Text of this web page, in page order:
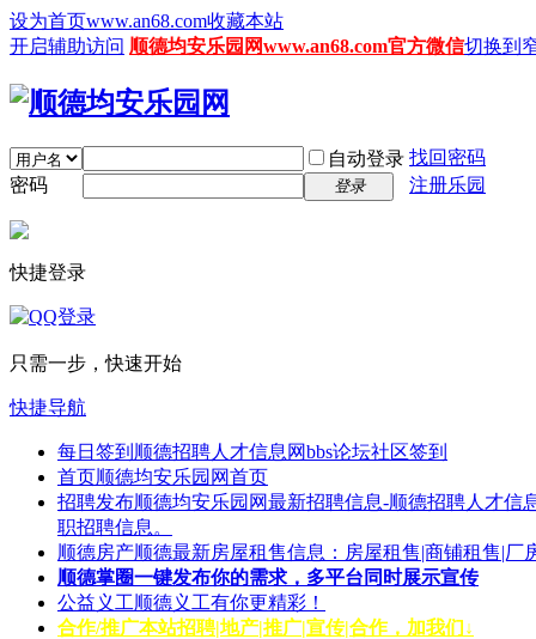
设为首页www.an68.com收藏本站
开启辅助访问 顺德均安乐园网www.an68.com官方微信切换到
自动登录 找回密码
密码
登录 注册乐园
快捷登录
只需一步，快速开始
快捷导航
每日签到 顺德招聘人才信息网bbs论坛社区签到
首页顺德均安乐园网首页
招聘发布顺德均安乐园网最新招聘信息-顺德招聘人才信
职招聘信息。
顺德房产顺德最新房屋租售信息：房屋租售|商铺租售|厂
顺德掌圈一键发布你的需求，多平台同时展示宣传
公益义工顺德义工有你更精彩！
合作/推广本站招聘|地产|推广|宣传|合作，加我们↓